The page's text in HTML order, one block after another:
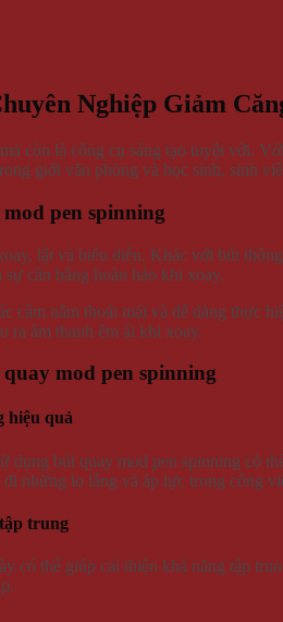
Nghiệp Giảm
còn là công cụ sáng tạo tuyệt vời.
giới văn phòng và học sinh, sinh
pen spinning
lật và biểu diễn. Khác với bút
cân bằng hoàn hảo khi xoay.
nắm thoải mái và dễ dàng thực
ra âm thanh êm ái khi xoay.
mod pen spinning
hiệu quả
bút quay mod pen spinning có
những lo lắng và áp lực trong công
trung
thể giúp cải thiện khả năng tập